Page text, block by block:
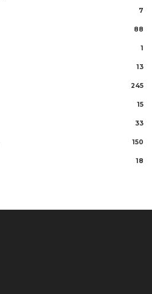
7
88
1
13
245
15
33
150
18